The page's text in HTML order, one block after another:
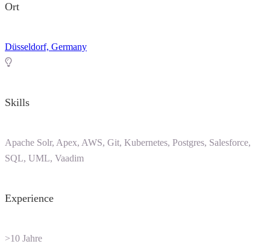
Ort
Düsseldorf, Germany
Skills
Apache Solr, Apex, AWS, Git, Kubernetes, Postgres, Salesforce,
SQL, UML, Vaadim
Experience
>10 Jahre